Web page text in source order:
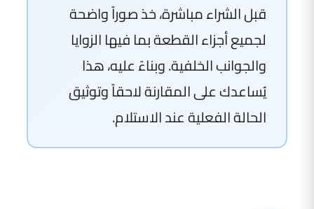
قبل الشراء مباشرة، خذ صوراً واضحة
لجميع أجزاء القطعة بما فيها الزوايا
والجوانب الخلفية. وبناءً عليه، هذا
يُساعدك على المقارنة لاحقاً وتوثيق
الحالة الفعلية عند الاستلام.